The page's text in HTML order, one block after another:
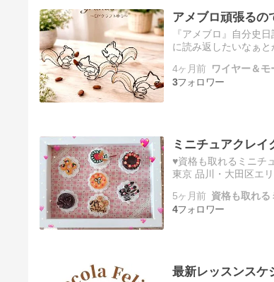
アメブロ頑張る
『アメブロ』自分史
に読み返したいなぁ
4ヶ月前 ワイヤー＆モ
3
ミニチュアクレイ
♥資格も取れるミニチ
東京 品川・大田区エ
5ヶ月前 資格も取れる
4
最新レッスンスケ